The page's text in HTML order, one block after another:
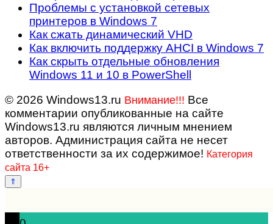
Проблемы с установкой сетевых
принтеров в Windows 7
Как сжать динамический VHD
Как включить поддержку AHCI в Windows 7
Как скрыть отдельные обновления
Windows 11 и 10 в PowerShell
© 2026 Windows13.ru Внимание!!! Все
комментарии опубликованные на сайте
Windows13.ru являются личным мнением
авторов. Администрация сайта не несет
ответственности за их содержимое! Категория
сайта 16+